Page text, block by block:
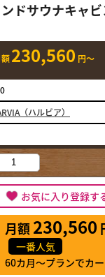
ドサウナキャ
230,560 円～
（ハルビア）
お気に入り登録す
月額 230,560
一番人気
60カ月～プランでカ